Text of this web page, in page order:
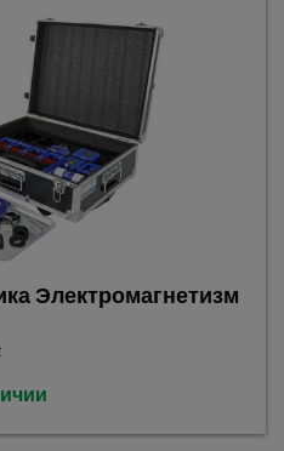
Электромагнетизм